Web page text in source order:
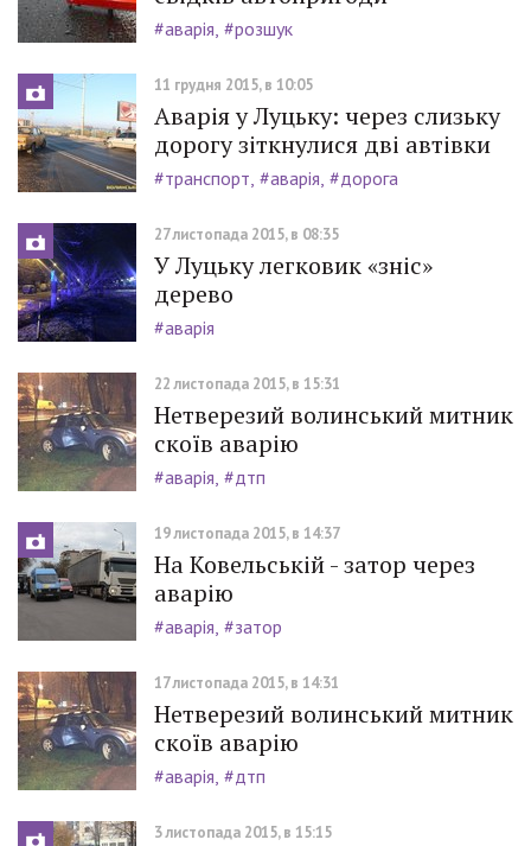
#аварія #розшук
11 грудня 2015, в 10:05
Аварія у Луцьку: через слизьку
дорогу зіткнулися дві автівки
#транспорт #аварія #дорога
27 листопада 2015, в 08:35
У Луцьку легковик «зніс»
дерево
#аварія
22 листопада 2015, в 15:31
Нетверезий волинський митник
скоїв аварію
#аварія #дтп
19 листопада 2015, в 14:37
На Ковельській - затор через
аварію
#аварія #затор
17 листопада 2015, в 14:31
Нетверезий волинський митник
скоїв аварію
#аварія #дтп
3 листопада 2015, в 15:15